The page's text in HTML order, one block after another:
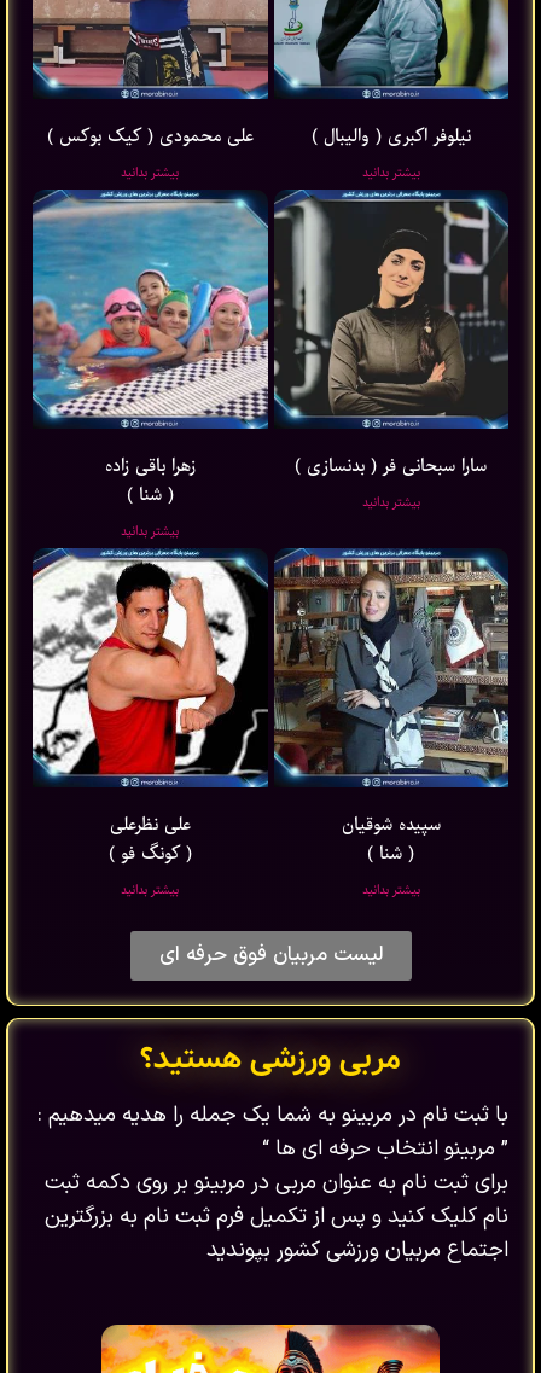
نیلوفر اکبری ( والیبال )
بیشتر بدانید
علی محمودی ( کیک بوکس )
بیشتر بدانید
سارا سبحانی فر ( بدنسازی )
بیشتر بدانید
زهرا باقی ‌زاده
( شنا )
بیشتر بدانید
سپیده شوقیان
( شنا )
بیشتر بدانید
علی نظرعلی
( کونگ فو )
بیشتر بدانید
لیست مربیان فوق حرفه ای
مربی ورزشی هستید؟
با ثبت نام در مربینو به شما یک جمله را هدیه میدهیم :
” مربینو انتخاب حرفه ای ها “
برای ثبت نام به عنوان مربی در مربینو بر روی دکمه ثبت
نام کلیک کنید و پس از تکمیل فرم ثبت نام به بزرگترین
اجتماع مربیان ورزشی کشور بپوندید